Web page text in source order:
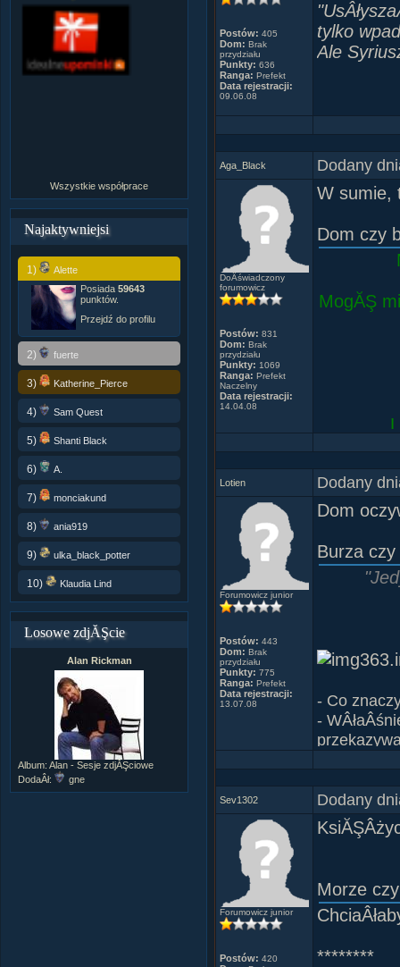
Wszystkie współprace
Najaktywniejsi
1)
Alette
Posiada 59643
punktów.
Przejdź do profilu
2) fuerte
3) Katherine_Pierce
4) Sam Quest
5) Shanti Black
6) A.
7) monciakund
8) ania919
9) ulka_black_potter
10) Klaudia Lind
Losowe zdjĂŞcie
Alan Rickman
Album: Alan - Sesje zdjĂŞciowe
DodaÂł:
gne
And
They
A WORLD
NOT OF
YET A
OF MY
SO
BUT NO
IN TIME
CHAOS
Postów: 405
Dom: Brak
przydziału
Punkty: 636
Ranga: Prefekt
Data rejestracji:
09.06.08
tylko
Ale
Aga_Black Dodany
DoÂświadczony
forumowicz
Postów: 831
Dom: Brak
przydziału
Punkty: 1069
Ranga: Prefekt
Naczelny
Data rejestracji:
14.04.08
W sumie,
Dom czy
MogĂŞ
Lotien Dodany
Forumowicz junior
Postów: 443
Dom: Brak
przydziału
Punkty: 775
Ranga: Prefekt
Data rejestracji:
13.07.08
Dom
Burza
- Co
-
- KaÂżdy z
- Bo
Paulo
Sev1302 Dodany
Forumowicz junior
Postów: 420
Morze
********